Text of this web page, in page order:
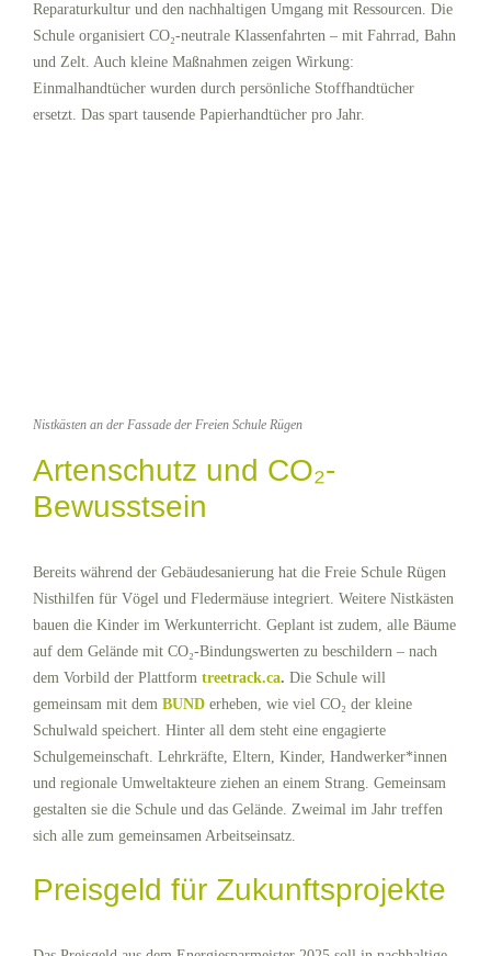
Reparaturkultur und den nachhaltigen Umgang mit Ressourcen. Die
Schule organisiert CO₂-neutrale Klassenfahrten – mit Fahrrad, Bahn
und Zelt. Auch kleine Maßnahmen zeigen Wirkung:
Einmalhandtücher wurden durch persönliche Stoffhandtücher
ersetzt. Das spart tausende Papierhandtücher pro Jahr.
Nistkästen an der Fassade der Freien Schule Rügen
Artenschutz und CO₂-
Bewusstsein
Bereits während der Gebäudesanierung hat die Freie Schule Rügen
Nisthilfen für Vögel und Fledermäuse integriert. Weitere Nistkästen
bauen die Kinder im Werkunterricht. Geplant ist zudem, alle Bäume
auf dem Gelände mit CO₂-Bindungswerten zu beschildern – nach
dem Vorbild der Plattform treetrack.ca. Die Schule will
gemeinsam mit dem BUND erheben, wie viel CO₂ der kleine
Schulwald speichert. Hinter all dem steht eine engagierte
Schulgemeinschaft. Lehrkräfte, Eltern, Kinder, Handwerker*innen
und regionale Umweltakteure ziehen an einem Strang. Gemeinsam
gestalten sie die Schule und das Gelände. Zweimal im Jahr treffen
sich alle zum gemeinsamen Arbeitseinsatz.
Preisgeld für Zukunftsprojekte